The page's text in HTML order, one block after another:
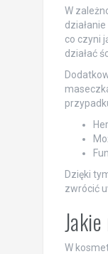
W
co czyni
działać
Dzięki
zwrócić
W